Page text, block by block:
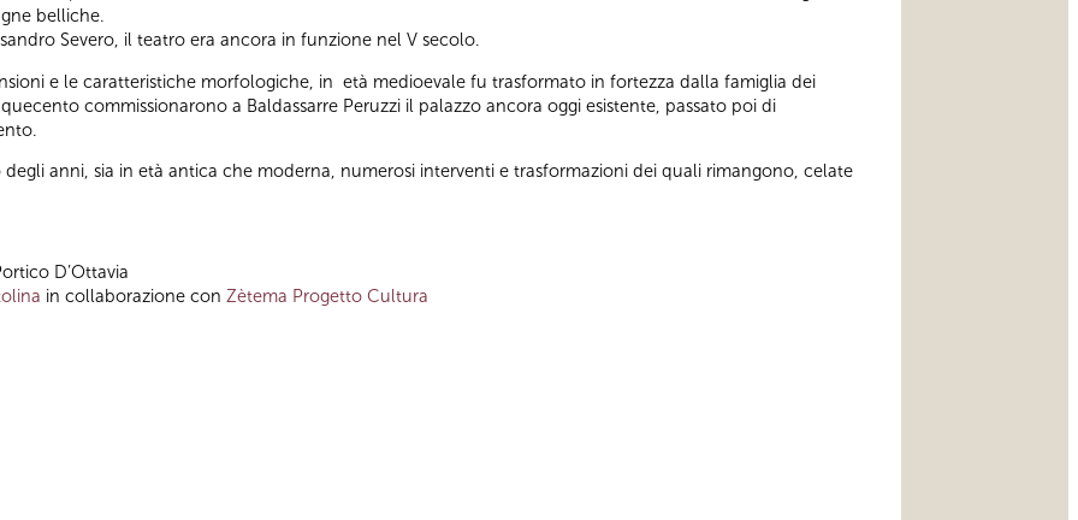
belliche.
Severo, il teatro era ancora in funzione nel V secolo.
e le caratteristiche morfologiche, in età medioevale fu trasformato in fortezza dalla famiglia dei
commissionarono a Baldassarre Peruzzi il palazzo ancora oggi esistente, passato poi di
anni, sia in età antica che moderna, numerosi interventi e trasformazioni dei quali rimangono, celate
D’Ottavia
in collaborazione con Zètema Progetto Cultura